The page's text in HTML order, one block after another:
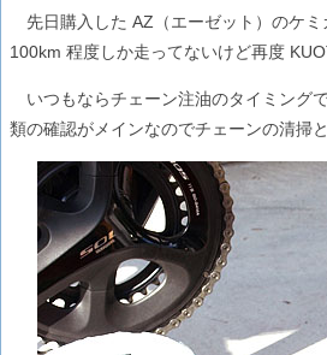
先日購入した AZ（エーゼット）のケ
100km 程度しか走ってないけど再度
いつもならチェーン注油のタイミング
類の確認がメインなのでチェーンの清掃